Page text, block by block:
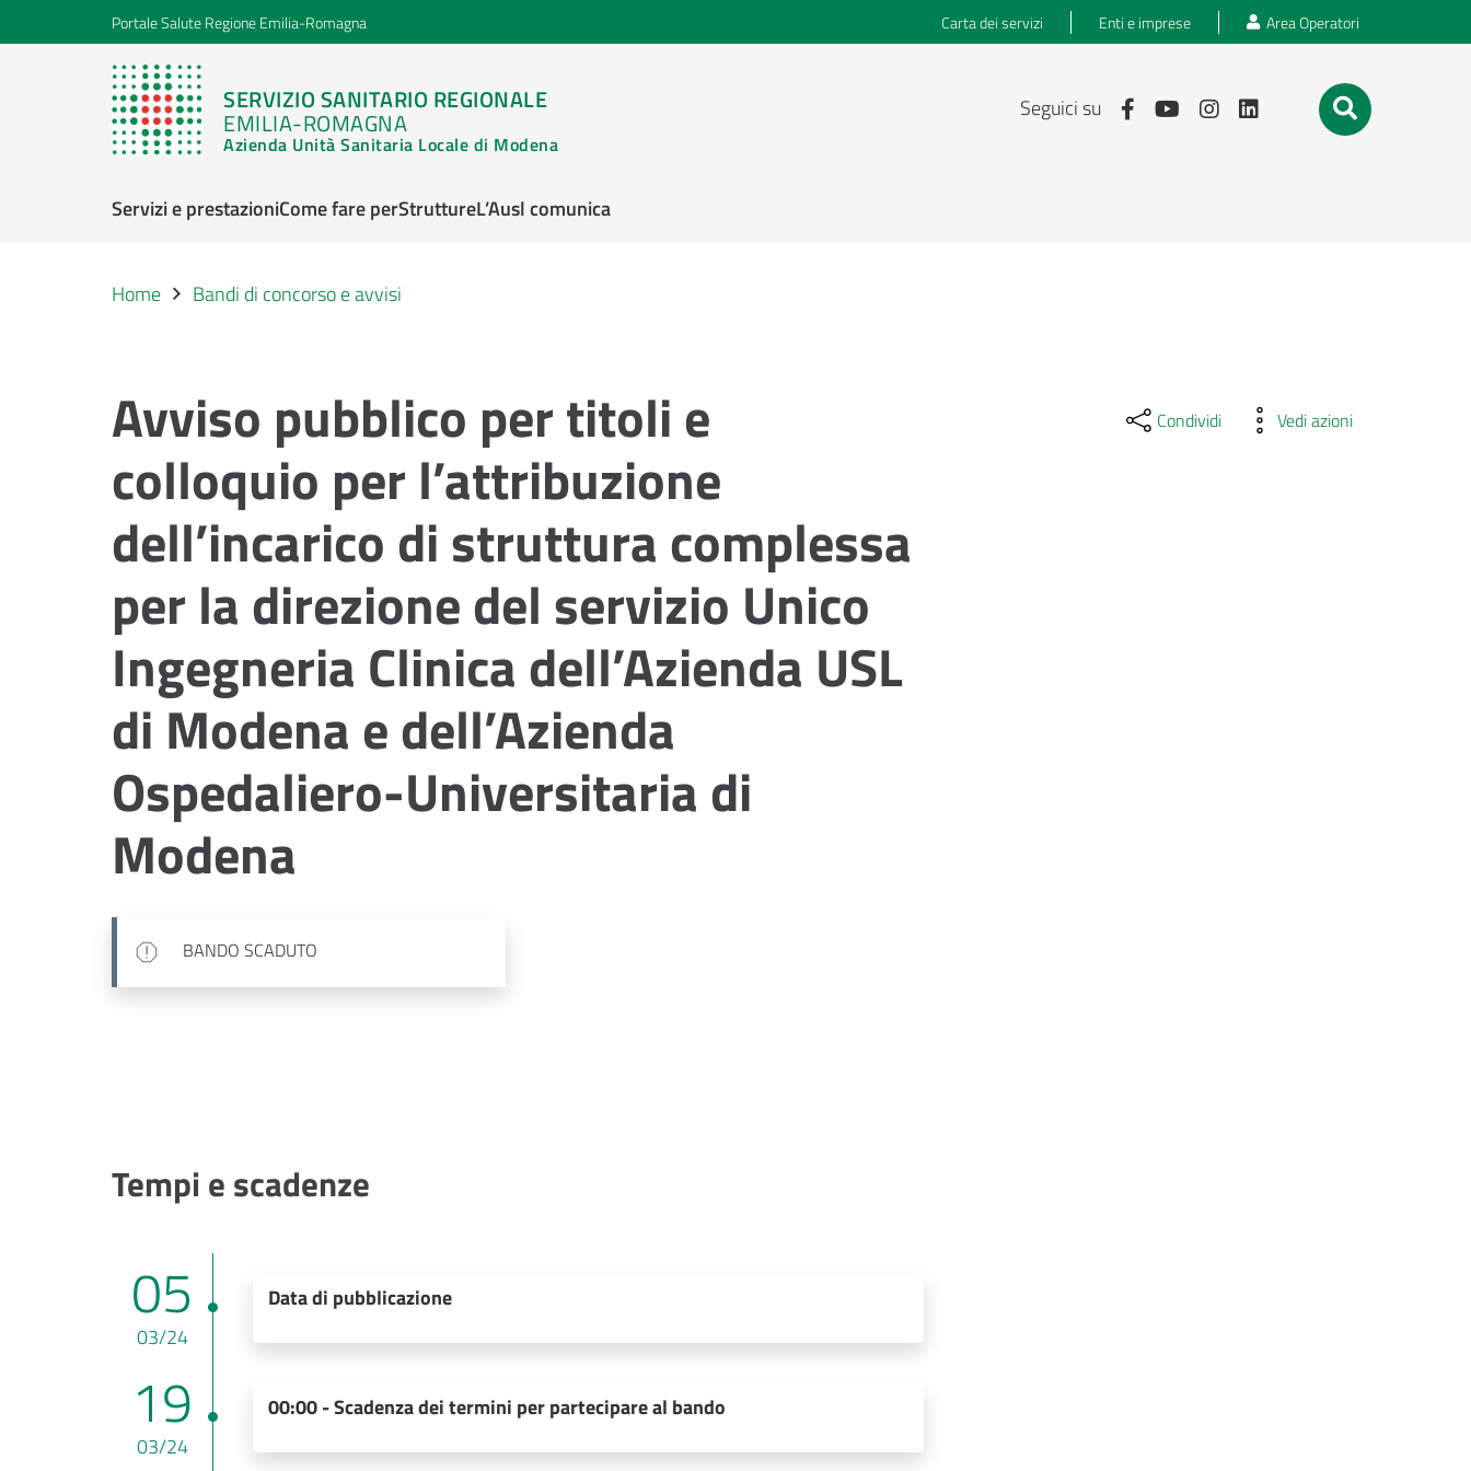
Portale Salute Regione Emilia-Romagna Carta dei servizi Enti e imprese Area Operatori
SERVIZIO SANITARIO REGIONALE
EMILIA-ROMAGNA
Azienda Unità Sanitaria Locale di Modena
Seguici su
Servizi e prestazioniCome fare perStruttureL’Ausl comunica
Home Bandi di concorso e avvisi
Avviso pubblico per titoli e
colloquio per l’attribuzione
dell’incarico di struttura complessa
per la direzione del servizio Unico
Ingegneria Clinica dell’Azienda USL
di Modena e dell’Azienda
Ospedaliero-Universitaria di
Modena
BANDO SCADUTO
Condividi Vedi azioni
Tempi e scadenze
05
03/24
Data di pubblicazione
19
03/24
00:00 - Scadenza dei termini per partecipare al bando